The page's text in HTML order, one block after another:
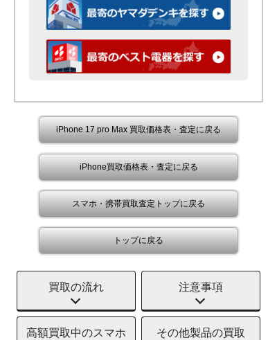
iPhone 17 pro Max 買取価格表・査定に戻る
iPhone買取価格表・査定に戻る
スマホ・携帯買取査定トップに戻る
トップに戻る
買取の流れ 注意事項
高額買取中のスマホ その他製品の買取